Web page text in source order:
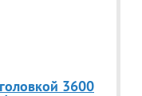
3600